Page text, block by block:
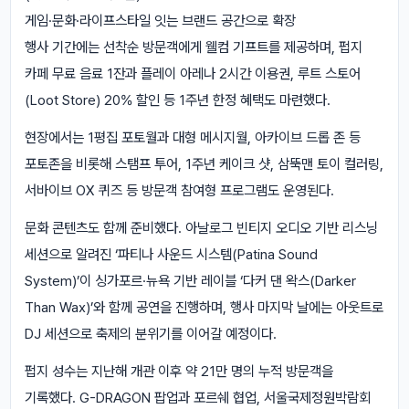
게임·문화·라이프스타일 잇는 브랜드 공간으로 확장
행사 기간에는 선착순 방문객에게 웰컴 기프트를 제공하며, 펍지
카페 무료 음료 1잔과 플레이 아레나 2시간 이용권, 루트 스토어
(Loot Store) 20% 할인 등 1주년 한정 혜택도 마련했다.
현장에서는 1평집 포토월과 대형 메시지월, 아카이브 드롭 존 등
포토존을 비롯해 스탬프 투어, 1주년 케이크 샷, 삼뚝맨 토이 컬러링,
서바이브 OX 퀴즈 등 방문객 참여형 프로그램도 운영된다.
문화 콘텐츠도 함께 준비했다. 아날로그 빈티지 오디오 기반 리스닝
세션으로 알려진 ‘파티나 사운드 시스템(Patina Sound
System)’이 싱가포르·뉴욕 기반 레이블 ‘다커 댄 왁스(Darker
Than Wax)’와 함께 공연을 진행하며, 행사 마지막 날에는 아웃트로
DJ 세션으로 축제의 분위기를 이어갈 예정이다.
펍지 성수는 지난해 개관 이후 약 21만 명의 누적 방문객을
기록했다. G-DRAGON 팝업과 포르쉐 협업, 서울국제정원박람회